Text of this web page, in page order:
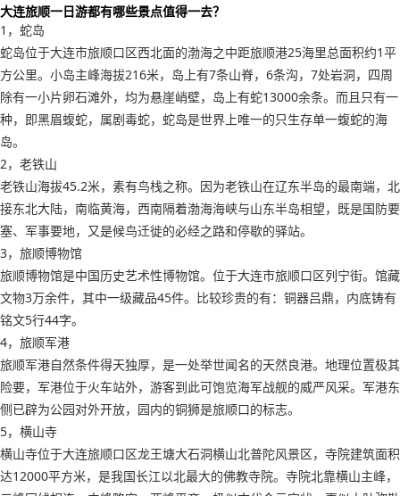
大连旅顺一日游都有哪些景点值得一去？
1，蛇岛
蛇岛位于大连市旅顺口区西北面的渤海之中距旅顺港25海里总面积约1平
方公里。小岛主峰海拔216米，岛上有7条山脊，6条沟，7处岩洞，四周
除有一小片卵石滩外，均为悬崖峭壁，岛上有蛇13000余条。而且只有一
种，即黑眉蝮蛇，属剧毒蛇，蛇岛是世界上唯一的只生存单一蝮蛇的海
岛。
2，老铁山
老铁山海拔45.2米，素有鸟栈之称。因为老铁山在辽东半岛的最南端，北
接东北大陆，南临黄海，西南隔着渤海海峡与山东半岛相望，既是国防要
塞、军事要地，又是候鸟迁徙的必经之路和停歇的驿站。
3，旅顺博物馆
旅顺博物馆是中国历史艺术性博物馆。位于大连市旅顺口区列宁街。馆藏
文物3万余件，其中一级藏品45件。比较珍贵的有：铜器吕鼎，内底铸有
铭文5行44字。
4，旅顺军港
旅顺军港自然条件得天独厚，是一处举世闻名的天然良港。地理位置极其
险要，军港位于火车站外，游客到此可饱览海军战舰的威严风采。军港东
侧已辟为公园对外开放，园内的铜狮是旅顺口的标志。
5，横山寺
横山寺位于大连旅顺口区龙王塘大石洞横山北普陀风景区，寺院建筑面积
达12000平方米，是我国长江以北最大的佛教寺院。寺院北靠横山主峰，